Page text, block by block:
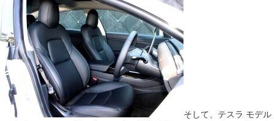
そして、テスラ モデル